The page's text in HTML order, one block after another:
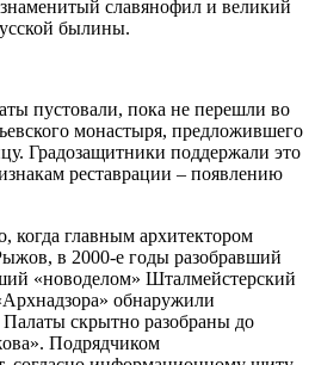
славянофил и великий
былины.
пустовали, пока не перешли во
монастыря, предложившего
Градозащитники поддержали это
реставрации – появлению
когда главным архитектором
в 2000-е годы разобравший
«новоделом» Шталмейстерский
Архнадзора» обнаружили
скрытно разобраны до
Подрядчиком